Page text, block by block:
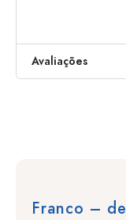
Avaliações
Franco –